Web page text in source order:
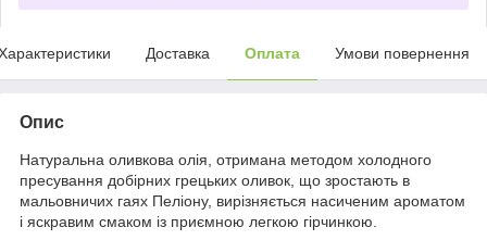
Доставка Оплата Умови повернення
Опис
Натуральна оливкова олія, отримана методом холодного
пресування добірних грецьких оливок, що зростають в
мальовничих гаях Пеліону, вирізняється насиченим ароматом
і яскравим смаком із приємною легкою гірчинкою.